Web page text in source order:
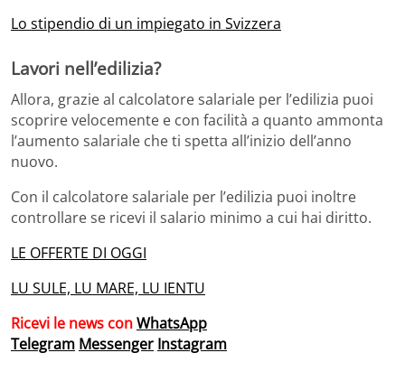
Lo stipendio di un impiegato in Svizzera
Lavori nell’edilizia?
Allora, grazie al calcolatore salariale per l’edilizia puoi
scoprire velocemente e con facilità a quanto ammonta
l’aumento salariale che ti spetta all’inizio dell’anno
nuovo.
Con il calcolatore salariale per l’edilizia puoi inoltre
controllare se ricevi il salario minimo a cui hai diritto.
LE OFFERTE DI OGGI
LU SULE, LU MARE, LU IENTU
Ricevi le news conWhatsApp
Telegram Messenger Instagram